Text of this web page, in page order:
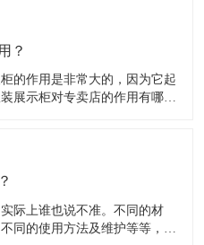
？
的作用是非常大的，因为它起
展示柜对专卖店的作用有哪些
在消费者面前，使消费者对商
际上谁也说不准。不同的材
同的使用方法及维护等等，都